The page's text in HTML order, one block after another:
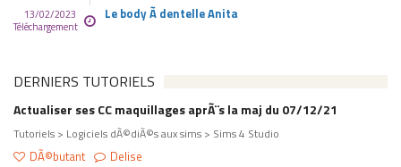
13/02/2023
Téléchargement
Le body Ã dentelle Anita
DERNIERS TUTORIELS
Actualiser ses CC maquillages aprÃ¨s la maj du 07/12/21
Tutoriels > Logiciels dÃ©diÃ©s aux sims > Sims 4 Studio
DÃ©butant Delise